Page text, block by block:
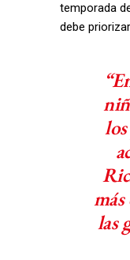
temporada
debe
las